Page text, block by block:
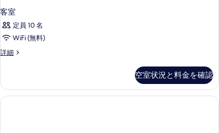
2
階
の
す
の
写
中
階
の
細
客室
定員 10 名
WiFi (無料)
詳細
客
細
空室状況と料金を確認